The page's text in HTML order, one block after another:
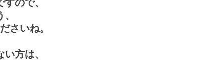
さいね。
方は、